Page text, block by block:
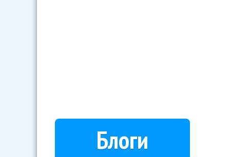
Блоги